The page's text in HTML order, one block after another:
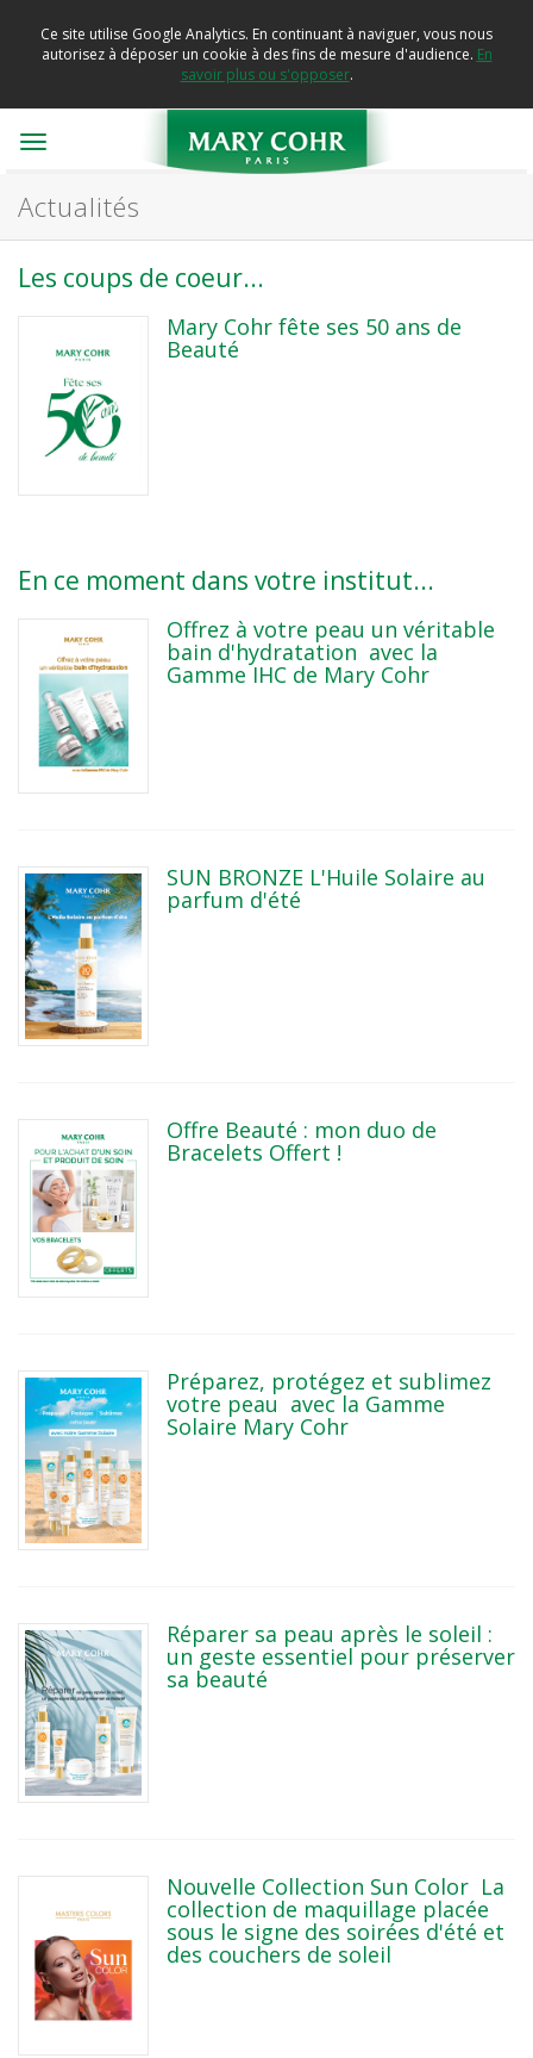
Ce site utilise Google Analytics. En continuant à naviguer, vous nous
autorisez à déposer un cookie à des fins de mesure d'audience. En
savoir plus ou s'opposer.
Toggle
Actualités
Les coups de coeur...
Mary Cohr fête ses 50 ans de
Beauté
En ce moment dans votre institut...
Offrez à votre peau un véritable
bain d'hydratation avec la
Gamme IHC de Mary Cohr
SUN BRONZE L'Huile Solaire au
parfum d'été
Offre Beauté : mon duo de
Bracelets Offert !
Préparez, protégez et sublimez
votre peau avec la Gamme
Solaire Mary Cohr
Réparer sa peau après le soleil :
un geste essentiel pour préserver
sa beauté
Nouvelle Collection Sun Color La
collection de maquillage placée
sous le signe des soirées d'été et
des couchers de soleil